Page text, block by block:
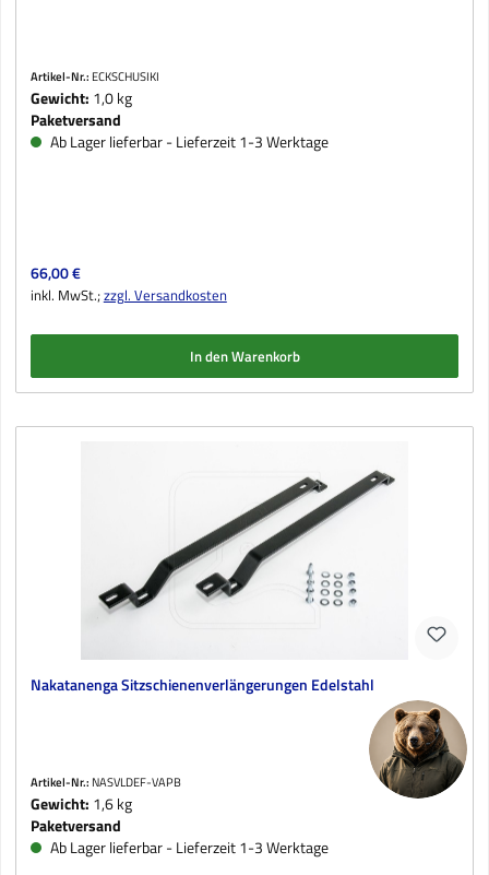
Artikel-Nr.: ECKSCHUSIKI
Gewicht: 1,0 kg
Paketversand
Ab Lager lieferbar - Lieferzeit 1-3 Werktage
Regulärer Preis:
66,00 €
inkl. MwSt.;zzgl. Versandkosten
In den Warenkorb
Nakatanenga Sitzschienenverlängerungen Edelstahl
Artikel-Nr.: NASVLDEF-VAPB
Gewicht: 1,6 kg
Paketversand
Ab Lager lieferbar - Lieferzeit 1-3 Werktage